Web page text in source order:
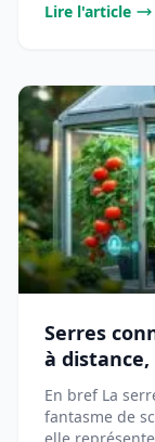
Lire l'article
Serres
à
En bref La
fantasme de